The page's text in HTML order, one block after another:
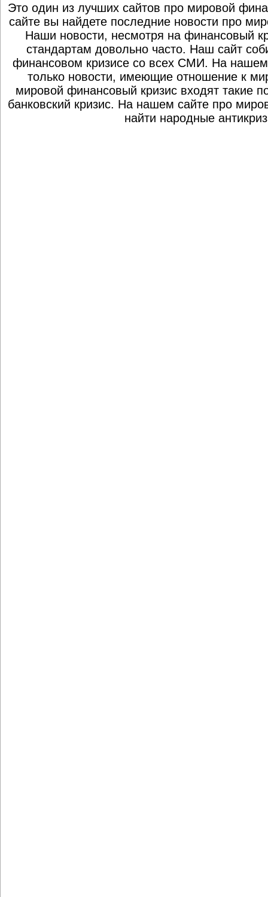
Это один из лучших сайтов про мировой
сайте вы найдете последние новости про
Наши новости, несмотря на финансовый
стандартам довольно часто. Наш сайт
финансовом кризисе со всех СМИ. На нашем
только новости, имеющие отношение к
мировой финансовый кризис входят такие
банковский кризис. На нашем сайте про
найти народные